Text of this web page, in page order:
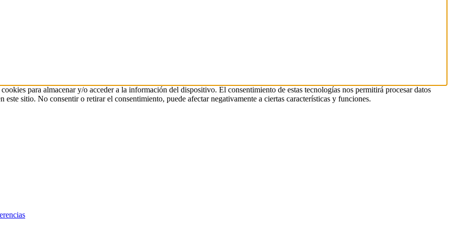
para almacenar y/o acceder a la información del dispositivo. El consentimiento de estas tecnologías nos permitirá procesar datos
sitio. No consentir o retirar el consentimiento, puede afectar negativamente a ciertas características y funciones.